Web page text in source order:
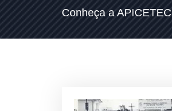
Conheça a APICETEC